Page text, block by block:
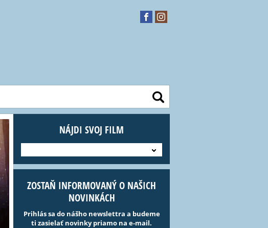
NÁJDI SVOJ FILM
ZOSTAŇ INFORMOVANÝ O NAŠICH
NOVINKÁCH
Prihlás sa do nášho newslettra a budeme
ti zasielať novinky priamo na e-mail.